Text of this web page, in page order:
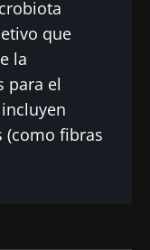
que
la
para el
(como fibras